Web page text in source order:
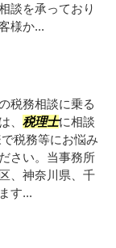
談を承っており
様か...
税務相談に乗る
、 税理士に相談
税務等にお悩み
さい。当事務所
、神奈川県、千
す...